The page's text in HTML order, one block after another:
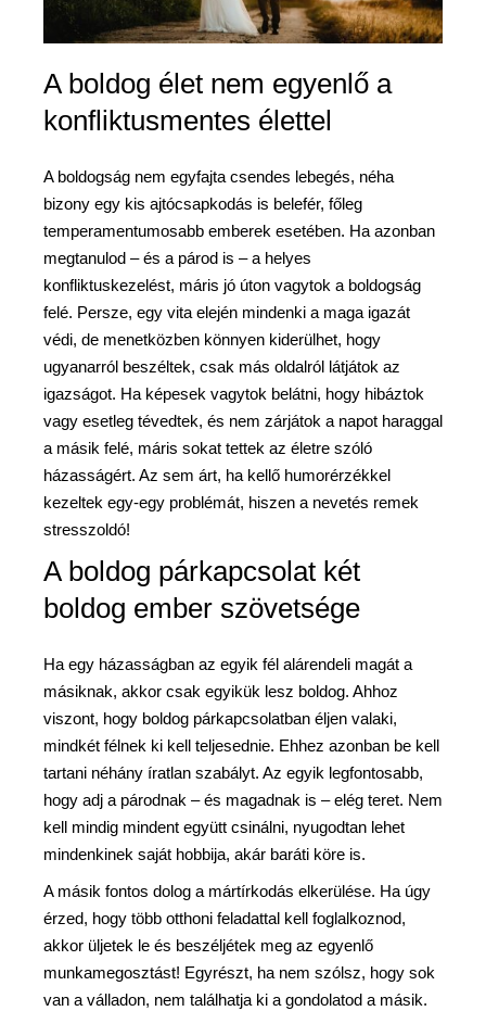
A boldog élet nem egyenlő a
konfliktusmentes élettel
A boldogság nem egyfajta csendes lebegés, néha
bizony egy kis ajtócsapkodás is belefér, főleg
temperamentumosabb emberek esetében. Ha azonban
megtanulod – és a párod is – a helyes
konfliktuskezelést, máris jó úton vagytok a boldogság
felé. Persze, egy vita elején mindenki a maga igazát
védi, de menetközben könnyen kiderülhet, hogy
ugyanarról beszéltek, csak más oldalról látjátok az
igazságot. Ha képesek vagytok belátni, hogy hibáztok
vagy esetleg tévedtek, és nem zárjátok a napot haraggal
a másik felé, máris sokat tettek az életre szóló
házasságért. Az sem árt, ha kellő humorérzékkel
kezeltek egy-egy problémát, hiszen a nevetés remek
stresszoldó!
A boldog párkapcsolat két
boldog ember szövetsége
Ha egy házasságban az egyik fél alárendeli magát a
másiknak, akkor csak egyikük lesz boldog. Ahhoz
viszont, hogy boldog párkapcsolatban éljen valaki,
mindkét félnek ki kell teljesednie. Ehhez azonban be kell
tartani néhány íratlan szabályt. Az egyik legfontosabb,
hogy adj a párodnak – és magadnak is – elég teret. Nem
kell mindig mindent együtt csinálni, nyugodtan lehet
mindenkinek saját hobbija, akár baráti köre is.
A másik fontos dolog a mártírkodás elkerülése. Ha úgy
érzed, hogy több otthoni feladattal kell foglalkoznod,
akkor üljetek le és beszéljétek meg az egyenlő
munkamegosztást! Egyrészt, ha nem szólsz, hogy sok
van a válladon, nem találhatja ki a gondolatod a másik.